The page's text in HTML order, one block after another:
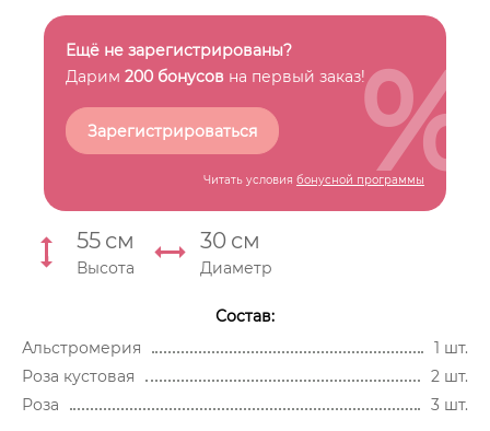
Ещё не зарегистрированы?
Дарим 200 бонусов на первый заказ!
Зарегистрироваться
Читать условия бонусной программы
%
55 см
Высота
30 см
Диаметр
Состав:
Альстромерия
1 шт.
Роза кустовая
2 шт.
Роза
3 шт.